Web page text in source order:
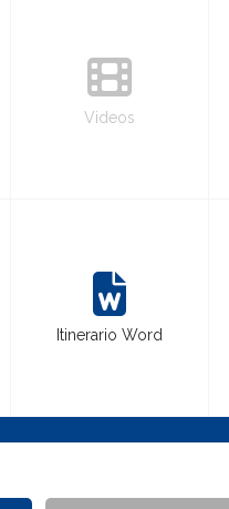
Videos
Itinerario Word